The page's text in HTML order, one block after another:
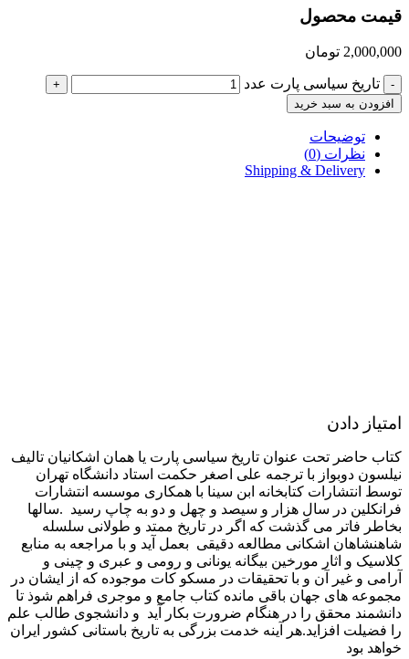
قیمت محصول
2,000,000 تومان
- تاریخ سیاسی پارت عدد
+
افزودن به سبد خرید
توضیحات
نظرات (0)
Shipping & Delivery
امتیاز دادن
کتاب حاضر تحت عنوان تاریخ سیاسی پارت یا همان اشکانیان تالیف
نیلسون دوبواز با ترجمه علی اصغر حکمت استاد دانشگاه تهران
توسط انتشارات کتابخانه ابن سینا با همکاری موسسه انتشارات
فرانکلین در سال هزار و سیصد و چهل و دو به چاپ رسید .سالها
بخاطر فاتر می گذشت که اگر در تاریخ ممتد و طولانی سلسله
شاهنشاهان اشکانی مطالعه دقیقی بعمل آید و با مراجعه به منابع
کلاسیک و اثار مورخین بیگانه یونانی و رومی و عبری و چینی و
آرامی و غیر آن و با تحقیقات در مسکو کات موجوده که از ایشان در
مجموعه های جهان باقی مانده کتاب جامع و موجری فراهم شوذ تا
دانشمند محقق را در هنگام ضرورت بکار آید و دانشجوی طالب علم
را فضیلت افزاید.هر آینه خدمت بزرگی به تاریخ باستانی کشور ایران
خواهد بود